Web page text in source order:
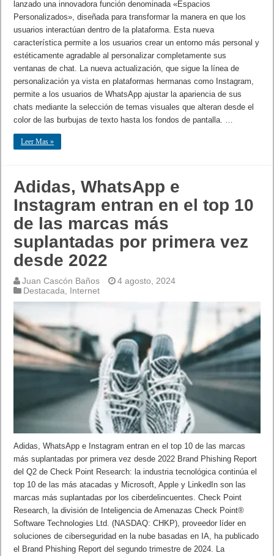
lanzado una innovadora función denominada «Espacios
Personalizados», diseñada para transformar la manera en que los
usuarios interactúan dentro de la plataforma. Esta nueva
característica permite a los usuarios crear un entorno más personal y
estéticamente agradable al personalizar completamente sus
ventanas de chat. La nueva actualización, que sigue la línea de
personalización ya vista en plataformas hermanas como Instagram,
permite a los usuarios de WhatsApp ajustar la apariencia de sus
chats mediante la selección de temas visuales que alteran desde el
color de las burbujas de texto hasta los fondos de pantalla. …
Leer Mas »
Adidas, WhatsApp e
Instagram entran en el top 10
de las marcas más
suplantadas por primera vez
desde 2022
Juan Cascón Baños
4 agosto, 2024
Destacada
Internet
Adidas, WhatsApp e Instagram entran en el top 10 de las marcas
más suplantadas por primera vez desde 2022 Brand Phishing Report
del Q2 de Check Point Research: la industria tecnológica continúa el
top 10 de las más atacadas y Microsoft, Apple y LinkedIn son las
marcas más suplantadas por los ciberdelincuentes. Check Point
Research, la división de Inteligencia de Amenazas Check Point®
Software Technologies Ltd. (NASDAQ: CHKP), proveedor líder en
soluciones de ciberseguridad en la nube basadas en IA, ha publicado
el Brand Phishing Report del segundo trimestre de 2024. La